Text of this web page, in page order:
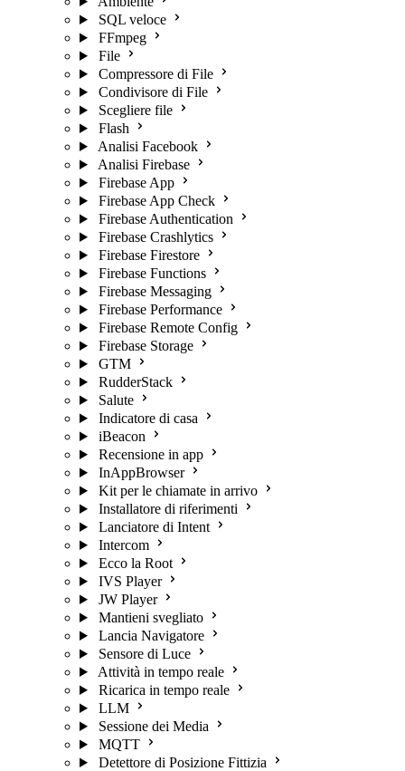
SQL veloce
FFmpeg
File
Compressore di File
Condivisore di File
Scegliere file
Flash
Analisi Facebook
Analisi Firebase
Firebase App
Firebase App Check
Firebase Authentication
Firebase Crashlytics
Firebase Firestore
Firebase Functions
Firebase Messaging
Firebase Performance
Firebase Remote Config
Firebase Storage
GTM
RudderStack
Salute
Indicatore di casa
iBeacon
Recensione in app
InAppBrowser
Kit per le chiamate in arrivo
Installatore di riferimenti
Lanciatore di Intent
Intercom
Ecco la Root
IVS Player
JW Player
Mantieni svegliato
Lancia Navigatore
Sensore di Luce
Attività in tempo reale
Ricarica in tempo reale
LLM
Sessione dei Media
MQTT
Detettore di Posizione Fittizia